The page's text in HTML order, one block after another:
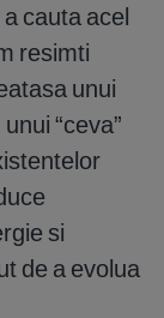
cauta acel
resimti
unui
“ceva”
si
de a evolua